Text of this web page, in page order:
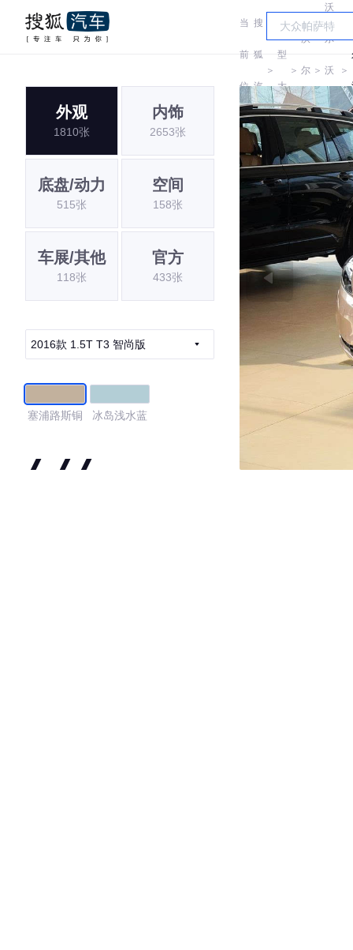
当
前
位
置:
搜
狐
汽
车
＞
车
型
大
全
＞
沃
尔
沃
＞
沃
尔
沃
(进
口)
＞
外观
1810张
内饰
2653张
底盘/动力
515张
空间
158张
车展/其他
118张
官方
433张
2016款 1.5T T3 智尚版
塞浦路斯铜 冰岛浅水蓝
4.44